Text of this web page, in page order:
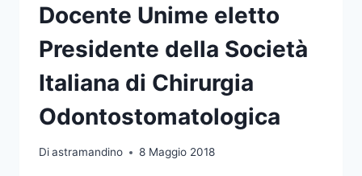
Docente Unime eletto
Presidente della Società
Italiana di Chirurgia
Odontostomatologica
Diastramandino 8 Maggio 2018